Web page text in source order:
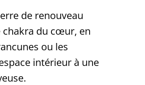
de renouveau
du cœur, en
ou les
intérieur à une